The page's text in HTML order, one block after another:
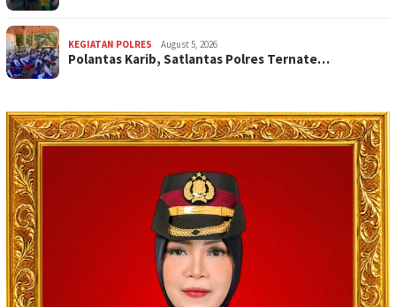
KEGIATAN POLRES August 5, 2026
Polantas Karib, Satlantas Polres Ternate…